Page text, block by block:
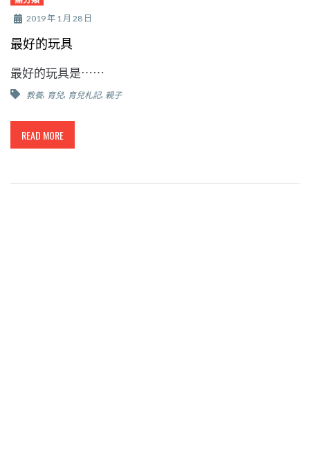
2019 年 1 月 28 日
最好的玩具
最好的玩具是⋯⋯
教養, 育兒, 育兒札記, 親子
READ MORE